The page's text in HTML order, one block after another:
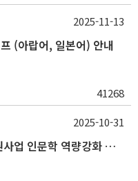
(아랍어, 일본어) 안내
41268
2025-11-13
(~11/6) 2025학년도 대학혁신지원사업 인문학 역량강화 동계 인턴십 참가자 선발 안내
2025-10-31